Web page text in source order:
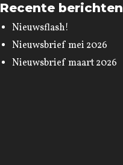
Recente berichten
Nieuwsflash!
Nieuwsbrief mei 2026
Nieuwsbrief maart 2026